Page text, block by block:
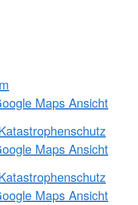
Maps Ansicht
Maps Ansicht
Maps Ansicht